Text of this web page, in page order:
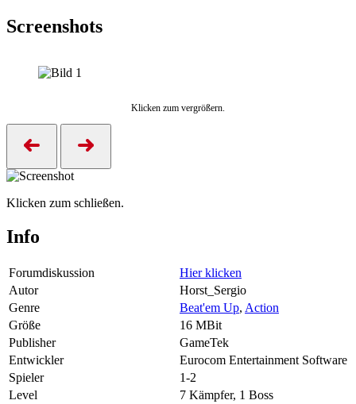
Screenshots
Klicken zum vergrößern.
Klicken zum schließen.
Info
Forumdiskussion
Hier klicken
Autor
Horst_Sergio
Genre
Beat'em Up, Action
Größe
16 MBit
Publisher
GameTek
Entwickler
Eurocom Entertainment Software
Spieler
1-2
Level
7 Kämpfer, 1 Boss